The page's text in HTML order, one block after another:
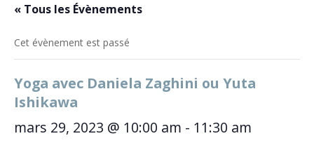
« Tous les Évènements
Cet évènement est passé
Yoga avec Daniela Zaghini ou Yuta
Ishikawa
mars 29, 2023 @ 10:00 am - 11:30 am